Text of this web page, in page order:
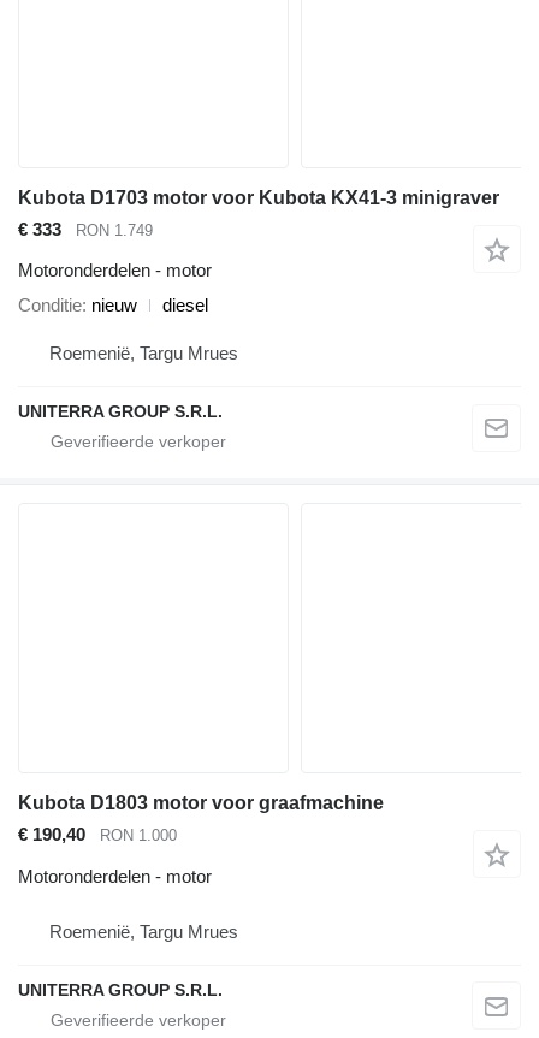
Kubota D1703 motor voor Kubota KX41-3 minigraver
€ 333
RON 1.749
Motoronderdelen - motor
Conditie nieuw diesel
Roemenië, Targu Mrues
UNITERRA GROUP S.R.L.
Kubota D1803 motor voor graafmachine
€ 190,40
RON 1.000
Motoronderdelen - motor
Roemenië, Targu Mrues
UNITERRA GROUP S.R.L.